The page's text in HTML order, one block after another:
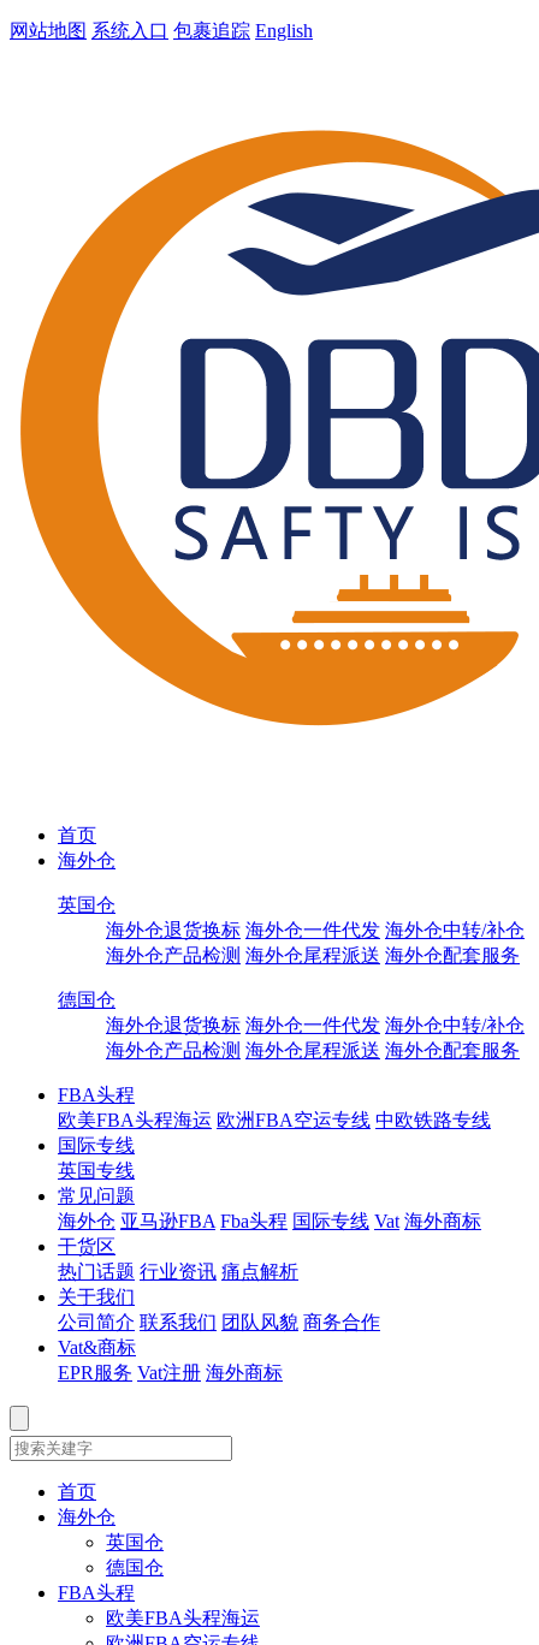
网站地图 系统入口 包裹追踪 English
首页
海外仓
英国仓
海外仓退货换标 海外仓一件代发 海外仓中转/补仓
海外仓产品检测 海外仓尾程派送 海外仓配套服务
德国仓
海外仓退货换标 海外仓一件代发 海外仓中转/补仓
海外仓产品检测 海外仓尾程派送 海外仓配套服务
FBA头程
欧美FBA头程海运 欧洲FBA空运专线 中欧铁路专线
国际专线
英国专线
常见问题
海外仓 亚马逊FBA Fba头程 国际专线 Vat 海外商标
干货区
热门话题 行业资讯 痛点解析
关于我们
公司简介 联系我们 团队风貌 商务合作
Vat&商标
EPR服务 Vat注册 海外商标
首页
海外仓
英国仓
德国仓
FBA头程
欧美FBA头程海运